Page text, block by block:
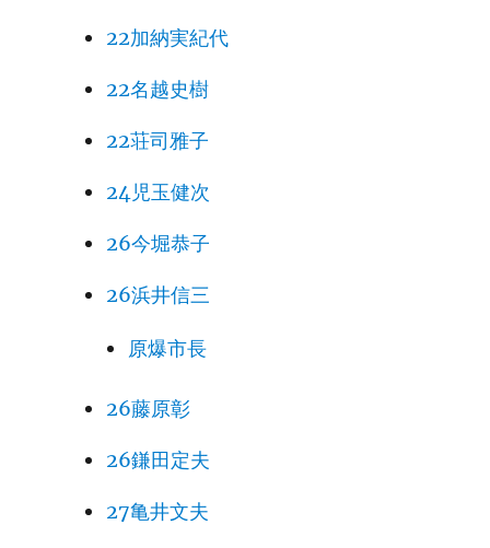
22加納実紀代
22名越史樹
22荘司雅子
24児玉健次
26今堀恭子
26浜井信三
原爆市長
26藤原彰
26鎌田定夫
27亀井文夫